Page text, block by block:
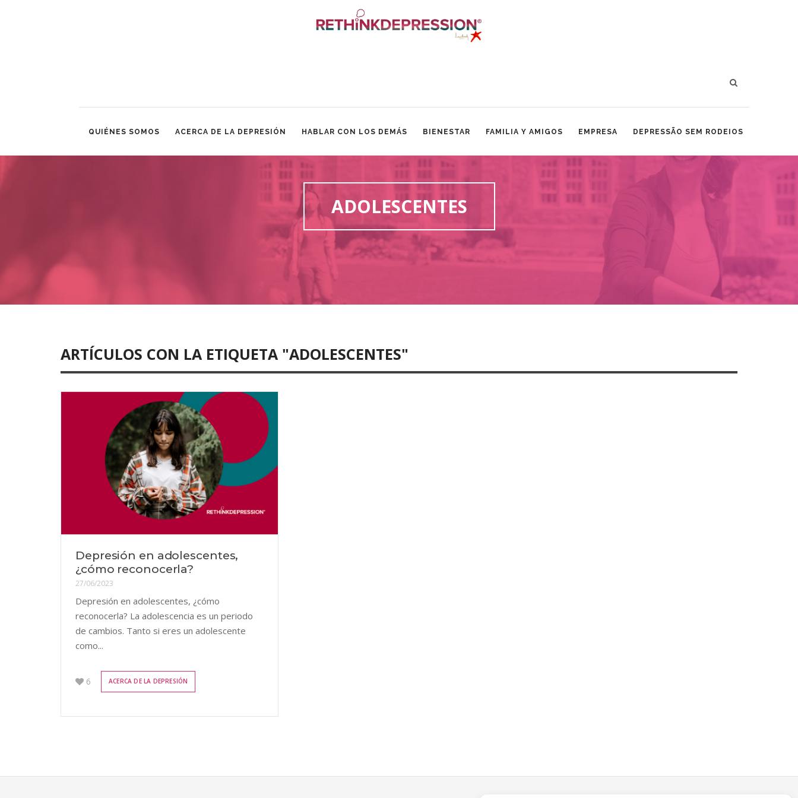
QUIÉNES SOMOS ACERCA DE LA DEPRESIÓN HABLAR CON LOS DEMÁS BIENESTAR FAMILIA Y AMIGOS EMPRESA DEPRESSÃO SEM RODEIOS
ADOLESCENTES
ARTÍCULOS CON LA ETIQUETA "ADOLESCENTES"
Depresión en adolescentes,
¿cómo reconocerla?
27/06/2023
Depresión en adolescentes, ¿cómo
reconocerla? La adolescencia es un periodo
de cambios. Tanto si eres un adolescente
como...
6 ACERCA DE LA DEPRESIÓN